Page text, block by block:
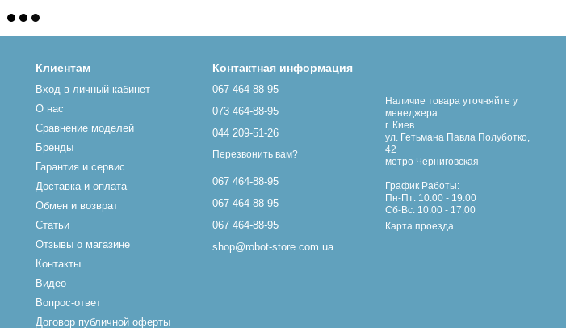
Клиентам
Вход в личный кабинет
О нас
Сравнение моделей
Бренды
Гарантия и сервис
Доставка и оплата
Обмен и возврат
Статьи
Отзывы о магазине
Контакты
Видео
Вопрос-ответ
Договор публичной оферты
Контактная информация
067 464-88-95
073 464-88-95
044 209-51-26
Перезвонить вам?
067 464-88-95
067 464-88-95
067 464-88-95
shop@robot-store.com.ua
Наличие товара уточняйте у
менеджера
г. Киев
ул. Гетьмана Павла Полуботко,
42
метро Черниговская
График Работы:
Пн-Пт: 10:00 - 19:00
Сб-Вс: 10:00 - 17:00
Карта проезда